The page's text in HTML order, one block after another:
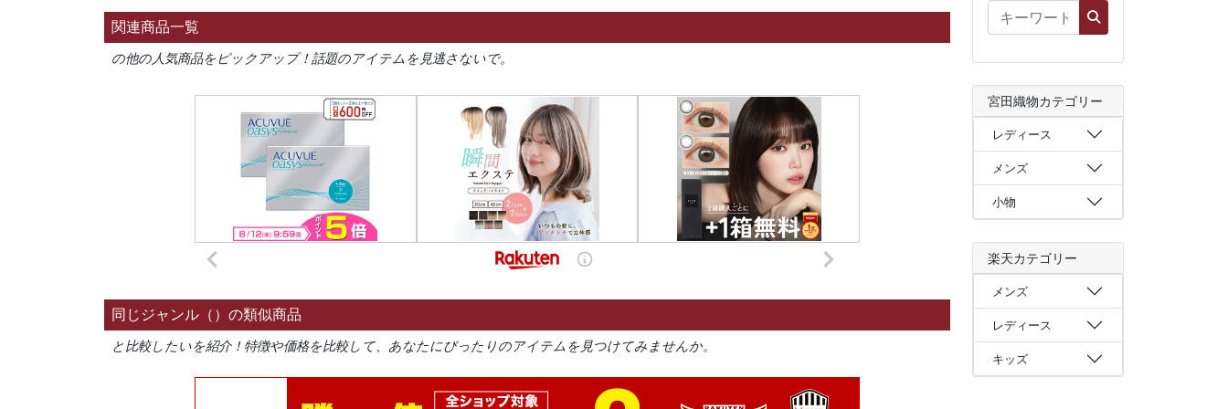
関連商品一覧
の他の人気商品をピックアップ！話題のアイテムを見逃さないで。
同じジャンル（）の類似商品
と比較したいを紹介！特徴や価格を比較して、あなたにぴったりのアイテムを見つけてみませんか。
宮田織物カテゴリー
レディース
メンズ
小物
楽天カテゴリー
メンズ
レディース
キッズ